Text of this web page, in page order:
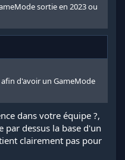
sortie en 2023 ou
d'avoir un GameMode
dans votre équipe ?,
par dessus la base d'un
clairement pas pour